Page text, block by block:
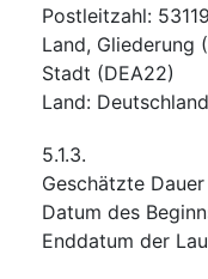
Postleitzahl: 53119
Land, Gliederung
Stadt (DEA22)
Land: Deutschland
5.1.3.
Geschätzte Dauer
Datum des
Enddatum der